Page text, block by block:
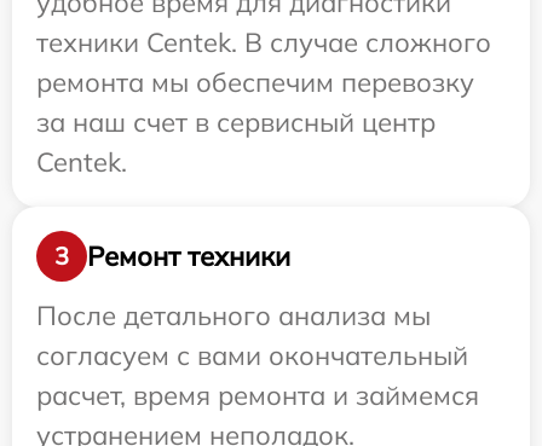
техники Centek. В случае сложного
ремонта мы обеспечим перевозку
за наш счет в сервисный центр
Centek.
3
Ремонт техники
После детального анализа мы
согласуем с вами окончательный
расчет, время ремонта и займемся
устранением неполадок.